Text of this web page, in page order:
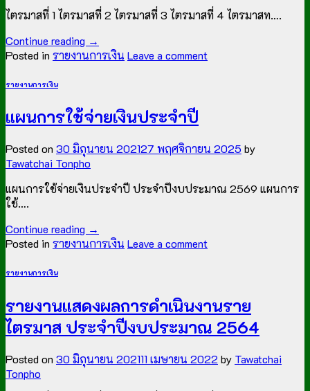
ไตรมาสที่ 1 ไตรมาสที่ 2 ไตรมาสที่ 3 ไตรมาสที่ 4 ไตรมาสท….
Continue reading →
Posted in รายงานการเงิน Leave a comment
รายงานการเงิน
แผนการใช้จ่ายเงินประจำปี
Posted on 30 มิถุนายน 202127 พฤศจิกายน 2025 by
Tawatchai Tonpho
แผนการใช้จ่ายเงินประจำปี ประจำปีงบประมาณ 2569 แผนการ
ใช้….
Continue reading →
Posted in รายงานการเงิน Leave a comment
รายงานการเงิน
รายงานแสดงผลการดำเนินงานราย
ไตรมาส ประจำปีงบประมาณ 2564
Posted on 30 มิถุนายน 202111 เมษายน 2022by Tawatchai
Tonpho